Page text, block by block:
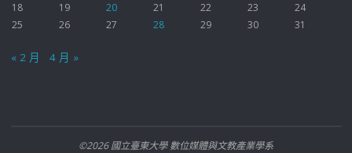
18
19 20 21 22 23
24
25
26 27 28 29 30 31
« 2 月 4 月 »
©2026 國立臺東大學 數位媒體與文教產業學系